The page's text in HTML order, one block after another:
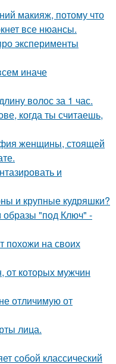
макияж, потому что
все нюансы.
эксперименты
иначе
волос за 1 час.
когда ты считаешь,
женщины, стоящей
и
и крупные кудряшки?
"под Ключ" -
похожи на своих
которых мужчин
отличимую от
лица.
собой классический